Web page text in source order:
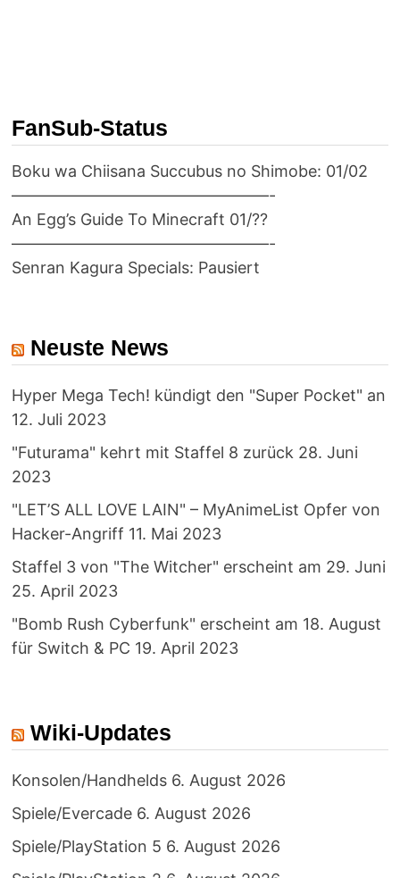
FanSub-Status
Boku wa Chiisana Succubus no Shimobe: 01/02
————————————————-
An Egg’s Guide To Minecraft 01/??
————————————————-
Senran Kagura Specials: Pausiert
Neuste News
Hyper Mega Tech! kündigt den "Super Pocket" an
12. Juli 2023
"Futurama" kehrt mit Staffel 8 zurück 28. Juni
2023
"LET’S ALL LOVE LAIN" – MyAnimeList Opfer von
Hacker-Angriff 11. Mai 2023
Staffel 3 von "The Witcher" erscheint am 29. Juni
25. April 2023
"Bomb Rush Cyberfunk" erscheint am 18. August
für Switch & PC 19. April 2023
Wiki-Updates
Konsolen/Handhelds 6. August 2026
Spiele/Evercade 6. August 2026
Spiele/PlayStation 5 6. August 2026